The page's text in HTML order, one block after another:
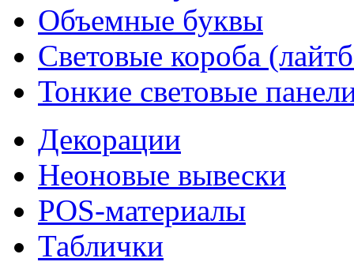
Объемные буквы
Световые короба
Тонкие световые
Декорации
Неоновые вывески
POS-материалы
Таблички